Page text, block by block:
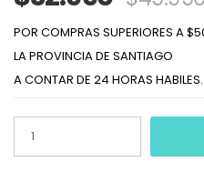
POR COMPRAS SUPERIORES A
LA PROVINCIA DE SANTIAGO
A CONTAR DE 24 HORAS HABILES.